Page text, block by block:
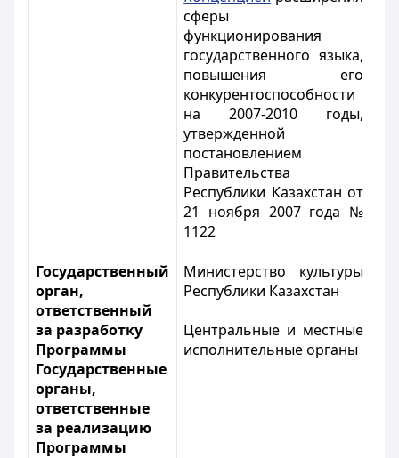
сферы
функционирования
государственного языка,
повышения его
конкурентоспособности
на 2007-2010 годы,
утвержденной
постановлением
Правительства
Республики Казахстан от
21 ноября 2007 года №
1122
Государственный
орган,
ответственный
за разработку
Программы
Государственные
органы,
ответственные
за реализацию
Программы
Министерство культуры
Республики Казахстан
Центральные и местные
исполнительные органы